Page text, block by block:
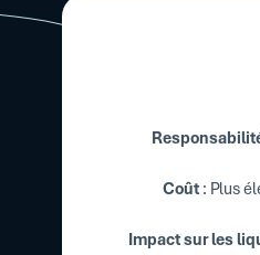
Coût : Plus
Impact sur les